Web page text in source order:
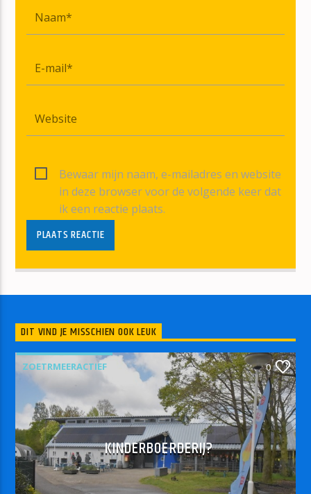
Bewaar mijn naam, e-mailadres en website
in deze browser voor de volgende keer dat
ik een reactie plaats.
DIT VIND JE MISSCHIEN OOK LEUK
ZOETRMEERACTIEF 0
KINDERBOERDERIJ?